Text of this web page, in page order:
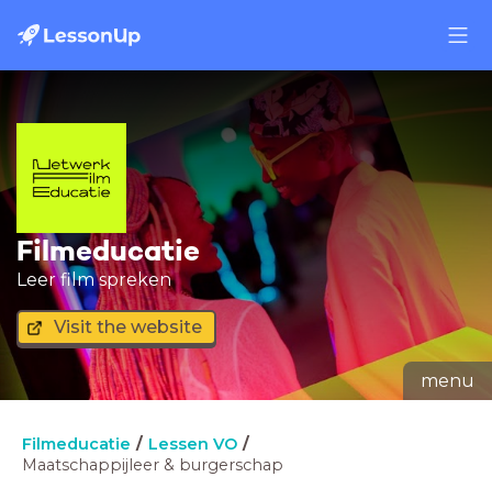
Filmeducatie
Leer film spreken
Visit the website
menu
Filmeducatie
Lessen VO
Maatschappijleer & burgerschap